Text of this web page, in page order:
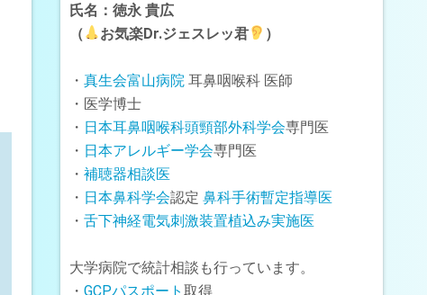
氏名：徳永 貴広
（
お気楽Dr.ジェスレッ君 ）
・ 真生会富山病院 耳鼻咽喉科 医師
・医学博士
・ 日本耳鼻咽喉科頭頸部外科学会専門医
・ 日本アレルギー学会専門医
・ 補聴器相談医
・ 日本鼻科学会認定 鼻科手術暫定指導医
・ 舌下神経電気刺激装置植込み実施医
大学病院で統計相談も行っています。
・ GCPパスポート 取得